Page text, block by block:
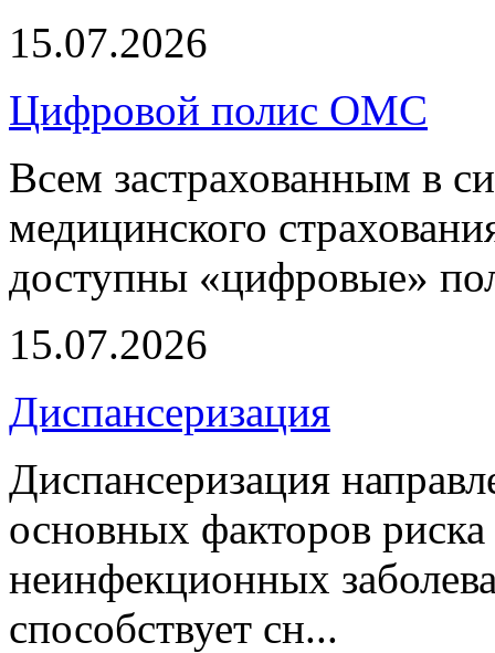
15.07.2026
Цифровой полис ОМС
Всем застрахованным в
медицинского
доступны «цифровые»
15.07.2026
Диспансеризация
Диспансеризация
основных факторов
неинфекционных
способствует сн...